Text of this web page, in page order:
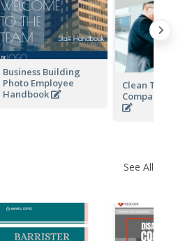
Business Building
Photo Employee
Handbook
Clean
Company
See All